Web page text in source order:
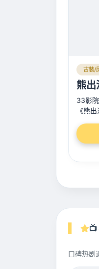
古装/
熊出
33影
《熊
📺
口碑热剧